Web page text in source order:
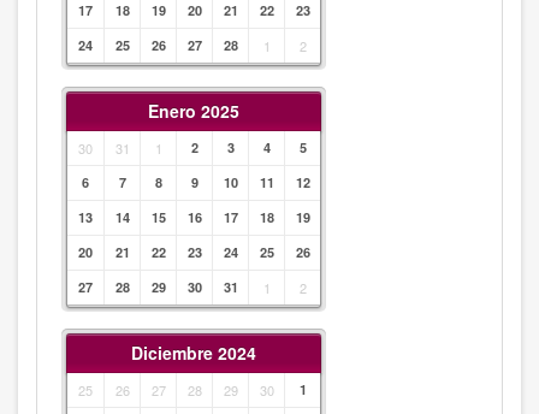
17
18 19 20 21 22
23
24
25 26 27 28 1 2
Enero 2025
30 31 1 2 3 4
5
6
7 8 9 10 11
12
13
14 15 16 17 18
19
20
21 22 23 24 25
26
27
28 29 30 31 1 2
Diciembre 2024
25 26 27 28 29 30
1